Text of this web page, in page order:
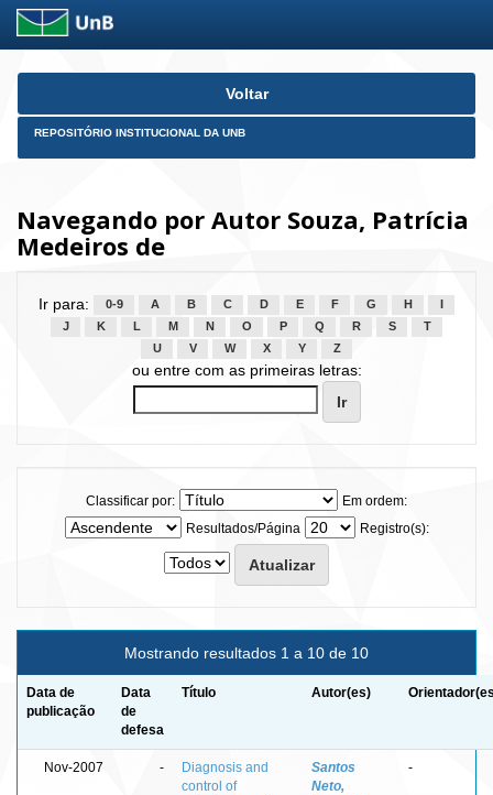
Skip
Voltar
REPOSITÓRIO INSTITUCIONAL DA UNB
Navegando por Autor Souza, Patrícia
Medeiros de
Ir para: 0-9 A B C D E F G H
J
K L M N O P Q R S
T
U
V W X Y Z
ou entre com as primeiras letras:
Classificar por:
Em ordem:
Resultados/Página
Registro(s):
Mostrando resultados 1 a 10 de 10
Data de
publicação
Data
de
defesa
Título Autor(es)
Nov-2007 -
Diagnosis and
control of
Santos
Neto,
-